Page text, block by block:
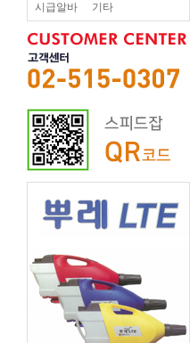
시급알바 기타